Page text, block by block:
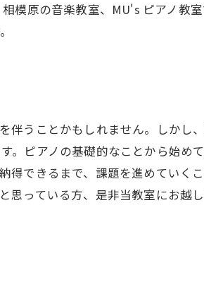
模原の音楽教室、MU's ピアノ教
伴うことかもしれません。しか
。ピアノの基礎的なことから始め
得できるまで、課題を進めていく
思っている方、是非当教室にお越